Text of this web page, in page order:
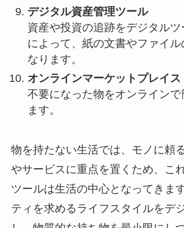
デジタル資産管理ツール
資産や投資の追跡をデジタルツ
によって、紙の文書やファイ
なります。
オンラインマーケットプレイス
不要になった物をオンラインで
ます。
物を持たない生活では、モノに頼
やサービスに重点を置くため、こ
ツールは生活の中心となってきま
ティを求めるライフスタイルをデ